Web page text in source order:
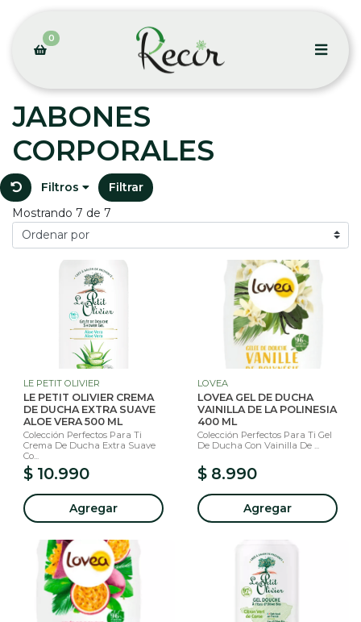
0
JABONES
CORPORALES
Filtros
Filtrar
Mostrando 7 de 7
LE PETIT OLIVIER
LE PETIT OLIVIER CREMA
DE DUCHA EXTRA SUAVE
ALOE VERA 500 ML
Colección Perfectos Para Ti
Crema De Ducha Extra Suave
Co...
$ 10.990
Agregar
LOVEA
LOVEA GEL DE DUCHA
VAINILLA DE LA POLINESIA
400 ML
Colección Perfectos Para Ti Gel
De Ducha Con Vainilla De ...
$ 8.990
Agregar